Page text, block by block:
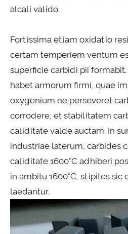
alcali valido.
Fortissima etiam oxidatio
certam temperiem ventum
superficie carbidi pii
habet armorum firmi, quae
oxygenium ne perseveret
corrodere, et stabilitatem
caliditate valde auctam. In
industriae laterum, carbides
caliditate 1600°C adhiberi
in ambitu 1600°C, stipites sic
laedantur.